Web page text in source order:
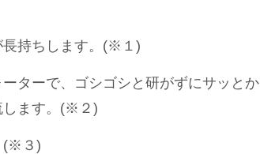
長持ちします。(※１)
ターで、ゴシゴシと研がずにサッとか
します。(※２)
(※３)